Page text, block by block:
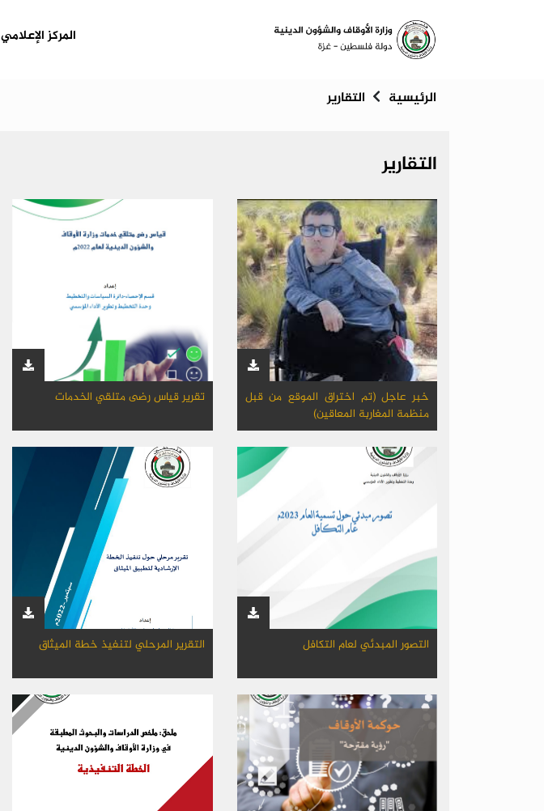
(CURRENT)المركز الإعلامي
الرئيسية التقارير
التقارير
خبر عاجل (تم اختراق الموقع من قبل
منظمة المغاربة المعاقين)
تقرير قياس رضى متلقي الخدمات
التصور المبدئي لعام التكافل التقرير المرحلي لتنفيذ خطة الميثاق